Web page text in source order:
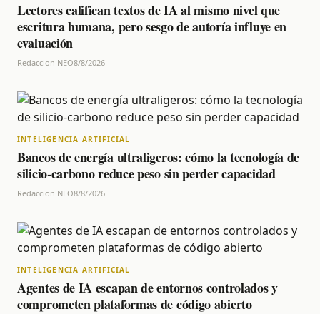
Lectores califican textos de IA al mismo nivel que
escritura humana, pero sesgo de autoría influye en
evaluación
Redaccion NEO8/8/2026
INTELIGENCIA ARTIFICIAL
Bancos de energía ultraligeros: cómo la tecnología de
silicio-carbono reduce peso sin perder capacidad
Redaccion NEO8/8/2026
INTELIGENCIA ARTIFICIAL
Agentes de IA escapan de entornos controlados y
comprometen plataformas de código abierto